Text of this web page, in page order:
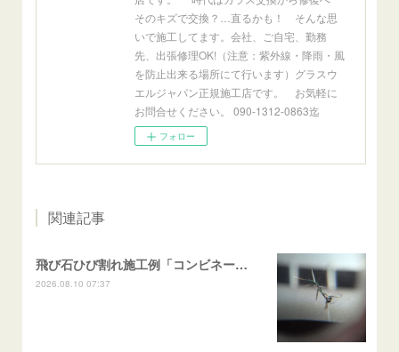
そのキズで交換？…直るかも！ そんな思
いで施工してます。会社、ご自宅、勤務
先、出張修理OK!（注意：紫外線・降雨・風
を防止出来る場所にて行います）グラスウ
エルジャパン正規施工店です。 お気軽に
お問合せください。 090-1312-0863迄
フォロー
関連記事
飛び石ひび割れ施工例「コンビネーション系・近接２箇所/キケンゾーン範囲」N BOX
2026.08.10 07:37